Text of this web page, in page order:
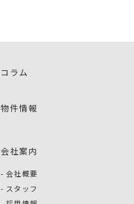
コラム
物件情報
会社案内
会社概要
スタッフ